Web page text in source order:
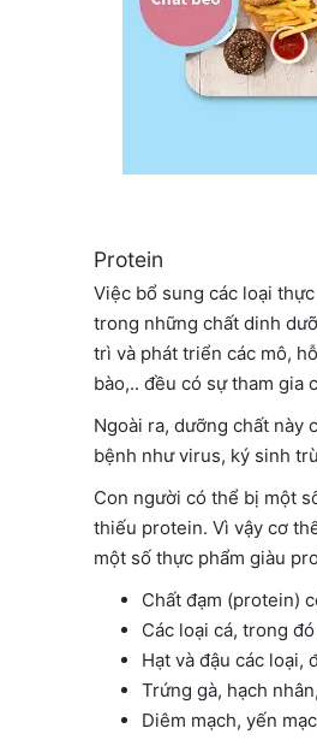
Protein
Việc bổ sung các loại
trong những chất dinh
trì và phát triển các mô,
bào,.. đều có sự tham gia
Ngoài ra, dưỡng chất này
bệnh như virus, ký sinh
Con người có thể bị một
thiếu protein. Vì vậy cơ
một số thực phẩm giàu
Chất đạm (protein)
Các loại cá, trong
Hạt và đậu các loại,
Trứng gà, hạch
Diêm mạch, yến